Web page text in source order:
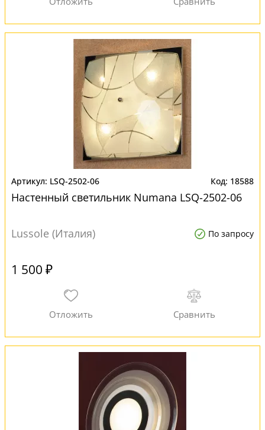
LSQ-2502-06 18588
Настенный светильник Numana LSQ-2502-06
Lussole (Италия) По запросу
1 500 ₽